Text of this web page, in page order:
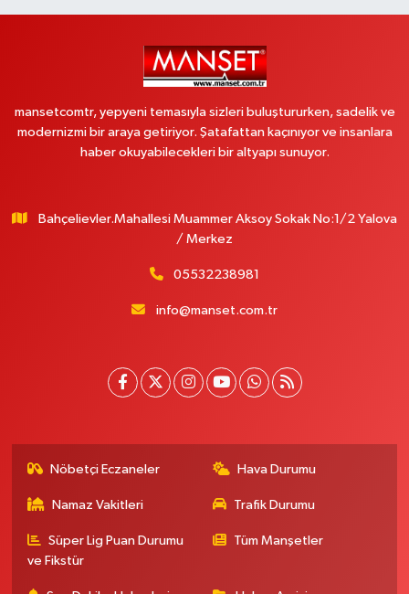
mansetcomtr, yepyeni temasıyla sizleri buluştururken, sadelik ve
modernizmi bir araya getiriyor. Şatafattan kaçınıyor ve insanlara
haber okuyabilecekleri bir altyapı sunuyor.
Bahçelievler.Mahallesi Muammer Aksoy Sokak No:1/2 Yalova
/ Merkez
05532238981
info@manset.com.tr
Nöbetçi Eczaneler Hava Durumu
Namaz Vakitleri Trafik Durumu
Süper Lig Puan Durumu
ve Fikstür
Tüm Manşetler